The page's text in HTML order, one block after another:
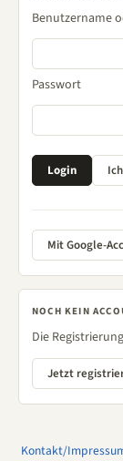
Benutzername
Passwort
Mit Google-
NOCH KEIN
Die
Jetzt
Kontakt/